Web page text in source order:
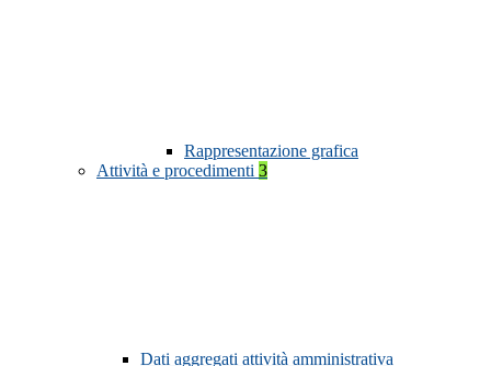
Rappresentazione grafica
Attività e procedimenti 3
Dati aggregati attività amministrativa